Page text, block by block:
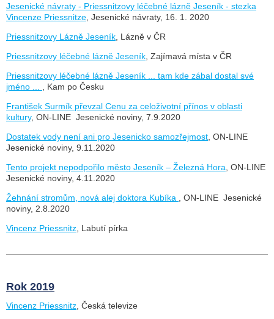
Jesenické návraty - Priessnitzovy léčebné lázně Jeseník - stezka
Vincenze Priessnitze , Jesenické návraty, 16. 1. 2020
Priessnitzovy Lázně Jeseník , Lázně v ČR
Priessnitzovy léčebné lázně Jeseník , Zajímavá místa v ČR
Priessnitzovy léčebné lázně Jeseník ... tam kde zábal dostal své
jméno ...
, Kam po Česku
František Surmík převzal Cenu za celoživotní přínos v oblasti
kultury, ON-LINE Jesenické noviny, 7.9.2020
Dostatek vody není ani pro Jesenicko samozřejmost , ON-LINE
Jesenické noviny, 9.11.2020
Tento projekt nepodpořilo město Jeseník – Železná Hora , ON-LINE
Jesenické noviny, 4.11.2020
Žehnání stromům, nová alej doktora Kubíka
, ON-LINE Jesenické
noviny, 2.8.2020
Vincenz Priessnitz , Labutí pírka
Rok 2019
Vincenz Priessnitz , Česká televize